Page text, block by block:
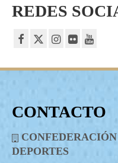
REDES
CONTACTO
DEPORTES